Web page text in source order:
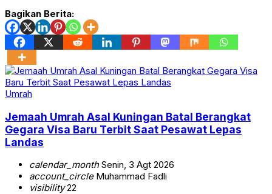
Bagikan Berita:
Umrah
Jemaah Umrah Asal Kuningan Batal Berangkat
Gegara Visa Baru Terbit Saat Pesawat Lepas
Landas
calendar_monthSenin, 3 Agt 2026
account_circleMuhammad Fadli
visibility22